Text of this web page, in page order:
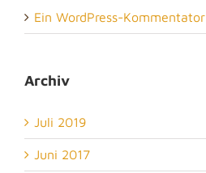
Ein WordPress-Kommentator
Archiv
Juli 2019
Juni 2017